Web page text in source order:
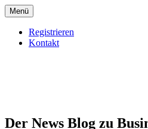
Menü
Registrieren
Kontakt
Der News Blog zu